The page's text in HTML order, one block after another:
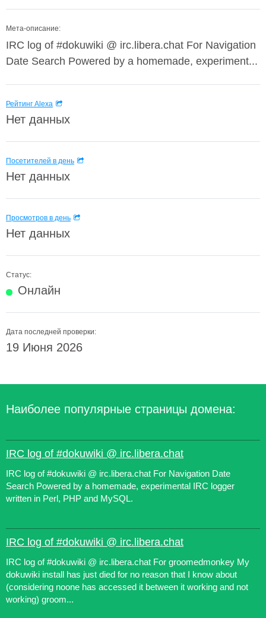
Мета-описание:
IRC log of #dokuwiki @ irc.libera.chat For Navigation
Date Search Powered by a homemade, experiment...
Рейтинг Alexa
Нет данных
Посетителей в день
Нет данных
Просмотров в день
Нет данных
Статус:
Онлайн
Дата последней проверки:
19 Июня 2026
Наиболее популярные страницы домена:
IRC log of #dokuwiki @ irc.libera.chat
IRC log of #dokuwiki @ irc.libera.chat For Navigation Date
Search Powered by a homemade, experimental IRC logger
written in Perl, PHP and MySQL.
IRC log of #dokuwiki @ irc.libera.chat
IRC log of #dokuwiki @ irc.libera.chat For groomedmonkey My
dokuwiki install has just died for no reason that I know about
(considering noone has accessed it between it working and not
working) groom...